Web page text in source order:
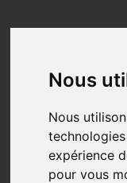
Nous
Nous
expérience
pour vous